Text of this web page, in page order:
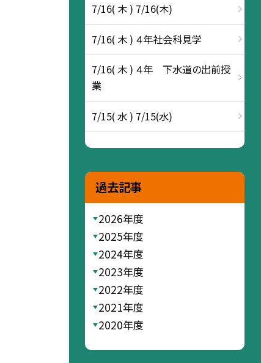
7/16( 木 ) 7/16(木)
7/16( 木 ) ４年社会科見学
7/16( 木 ) ４年 下水道の出前授
業
7/15( 水 ) 7/15(水)
過去記事
2026年度
2025年度
2024年度
2023年度
2022年度
2021年度
2020年度